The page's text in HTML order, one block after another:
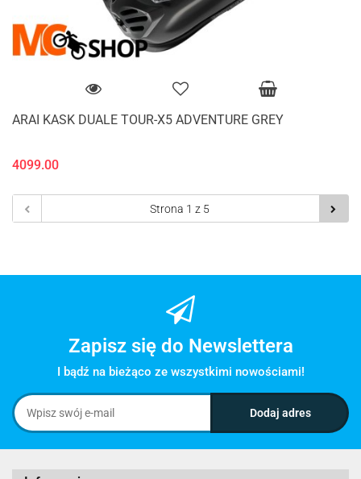
ARAI KASK DUALE TOUR-X5 ADVENTURE GREY
4099.00
Zapisz się do Newslettera
I bądź na bieżąco ze wszystkimi nowościami!